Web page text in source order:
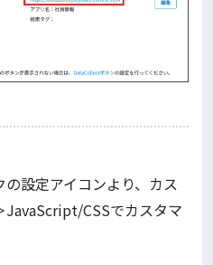
設定アイコンより、カス
CSSでカスタマ